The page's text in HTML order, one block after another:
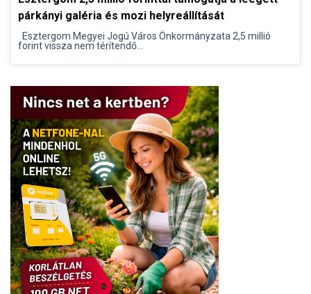
párkányi galéria és mozi helyreállítását
Esztergom Megyei Jogú Város Önkormányzata 2,5 millió
forint vissza nem térítendő...